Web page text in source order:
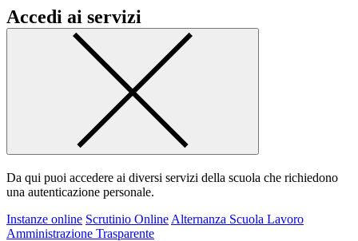
Accedi ai servizi
Da qui puoi accedere ai diversi servizi della scuola che richiedono
una autenticazione personale.
Instanze online Scrutinio Online Alternanza Scuola Lavoro
Amministrazione Trasparente